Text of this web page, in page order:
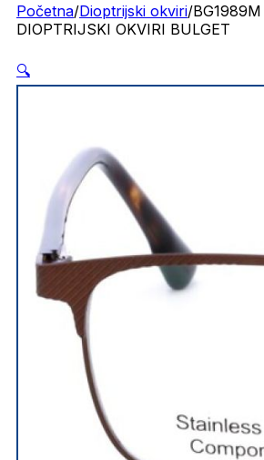
Početna/Dioptrijski okviri/
DIOPTRIJSKI OKVIRI BULGET
🔍